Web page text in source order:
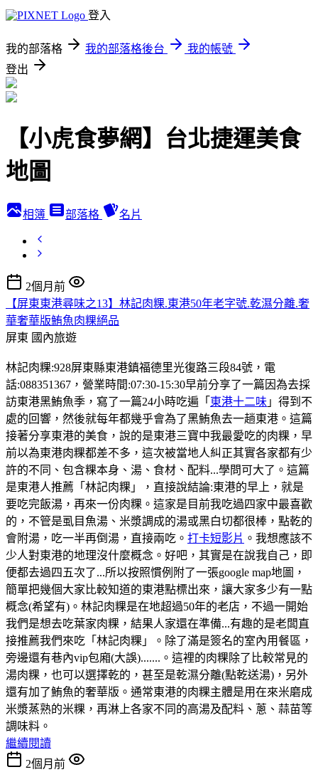
登入
我的部落格 我的部落格後台
我的帳號
登出
【小虎食夢網】台北捷運美食
地圖
相簿 部落格 名片
2個月前
【屏東東港尋味之13】林記肉粿.東港50年老字號.乾濕分離.奢
華奢華版鮪魚肉粿絕品
屏東 國內旅遊
林記肉粿:928屏東縣東港鎮福德里光復路三段84號，電
話:088351367，營業時間:07:30-15:30早前分享了一篇因為去採
訪東港黑鮪魚季，寫了一篇24小時吃遍「 東港十二味 」得到不
處的回響，然後就每年都幾乎會為了黑鮪魚去一趟東港。這篇
接著分享東港的美食，說的是東港三寶中我最愛吃的肉粿，早
前以為東港肉粿都差不多，這次被當地人糾正其實各家都有少
許的不同、包含粿本身、湯、食材、配料...學問可大了。這篇
是東港人推薦「林記肉粿」，直接說結論:東港的早上，就是
要吃完飯湯，再來一份肉粿。這家是目前我吃過四家中最喜歡
的，不管是虱目魚湯、米漿調成的湯或黑白切都很棒，點乾的
會附湯，吃一半再倒湯，直接兩吃。 打卡短影片 。我想應該不
少人對東港的地理沒什麼概念。好吧，其實是在說我自己，即
便都去過四五次了...所以按照慣例附了一張google map地圖，
簡單把幾個大家比較知道的東港點標出來，讓大家多少有一點
概念(希望有)。林記肉粿是在地超過50年的老店，不過一開始
我們是想去吃葉家肉粿，結果人家還在準備...有趣的是老闆直
接推薦我們來吃「林記肉粿」。除了滿是簽名的室內用餐區，
旁邊還有巷內vip包廂(大誤).......。這裡的肉粿除了比較常見的
湯肉粿，也可以選擇乾的，甚至是乾濕分離(點乾送湯)，另外
還有加了鮪魚的奢華版。通常東港的肉粿主體是用在來米磨成
米漿蒸熟的米粿，再淋上各家不同的高湯及配料、蔥、蒜苗等
調味料。
繼續閱讀
2個月前